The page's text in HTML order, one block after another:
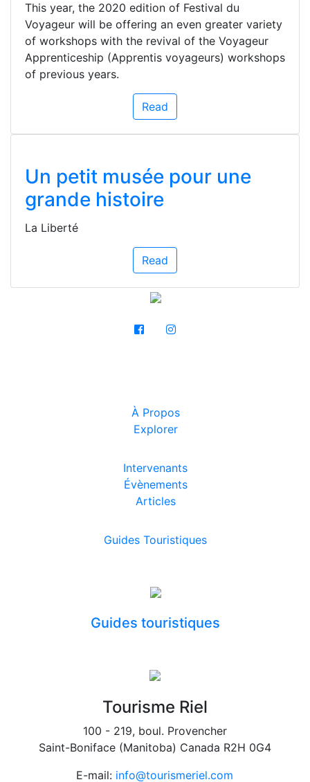
This year, the 2020 edition of Festival du
Voyageur will be offering an even greater variety
of workshops with the revival of the Voyageur
Apprenticeship (Apprentis voyageurs) workshops
of previous years.
Read
Un petit musée pour une
grande histoire
La Liberté
Read
À Propos
Explorer
Intervenants
Évènements
Articles
Guides Touristiques
Guides touristiques
Tourisme Riel
100 - 219, boul. Provencher
Saint-Boniface (Manitoba) Canada R2H 0G4
E-mail: info@tourismeriel.com